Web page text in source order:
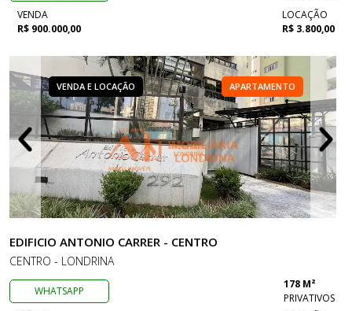
VENDA
R$ 900.000,00
LOCAÇÃO
R$ 3.800,00
VENDA E LOCAÇÃO APARTAMENTO
EDIFICIO ANTONIO CARRER - CENTRO
CENTRO - LONDRINA
WHATSAPP
178 M²
PRIVATIVOS